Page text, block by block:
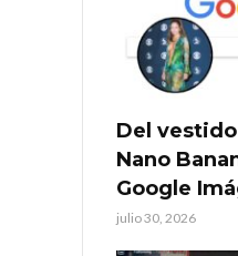
Del
Nano
Google
julio 30, 2026